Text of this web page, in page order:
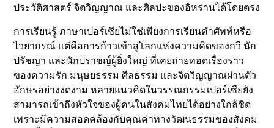
ประวัติศาสตร์ จิตวิญญาณ และศิลปะของอิหร่านได้โดยตรง
การเรียนรู้ ภาษาเปอร์เซียไม่ใช่เพียงการเรียนคำศัพท์หรือ
ไวยากรณ์ แต่คือการก้าวเข้าสู่โลกแห่งความคิดของกวี นัก
ปรัชญา และนักปราชญ์ผู้ยิ่งใหญ่ ที่เคยถ่ายทอดเรื่องราว
ของความรัก มนุษยธรรม ศีลธรรม และจิตวิญญาณผ่านตัว
อักษรอย่างงดงาม หลายแนวคิดในวรรณกรรมเปอร์เซียยัง
สามารถเข้าถึงหัวใจของผู้คนในสังคมไทยได้อย่างใกล้ชิด
เพราะมีความสอดคล้องกับคุณค่าทางวัฒนธรรมของสังคม